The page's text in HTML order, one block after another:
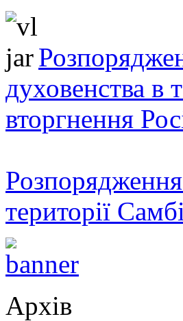
духовенства в
вторгнення
Розпорядження
території
Архів